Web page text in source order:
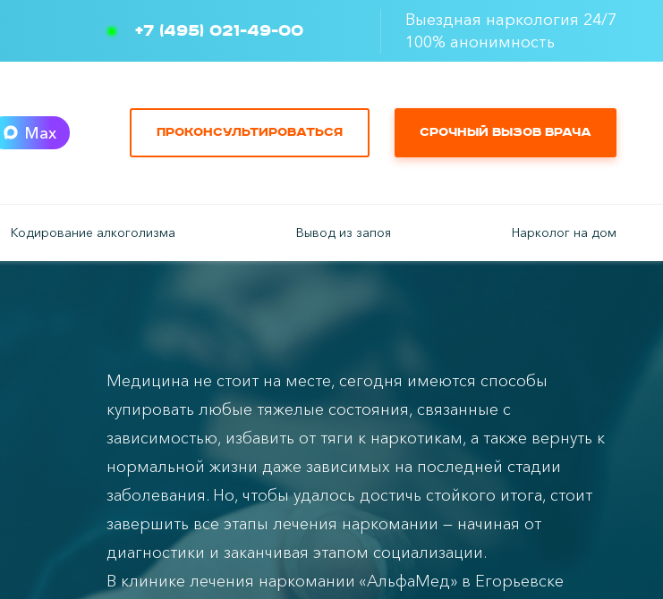
+7 (495) 021-49-00
Выездная наркология 24/7
100% анонимность
Max Проконсультироваться Срочный вызов врача
Кодирование алкоголизма Вывод из запоя Нарколог на дом
Медицина не стоит на месте, сегодня имеются способы
купировать любые тяжелые состояния, связанные с
зависимостью, избавить от тяги к наркотикам, а также вернуть к
нормальной жизни даже зависимых на последней стадии
заболевания. Но, чтобы удалось достичь стойкого итога, стоит
завершить все этапы лечения наркомании — начиная от
диагностики и заканчивая этапом социализации.
В клинике лечения наркомании «АльфаМед» в Егорьевске